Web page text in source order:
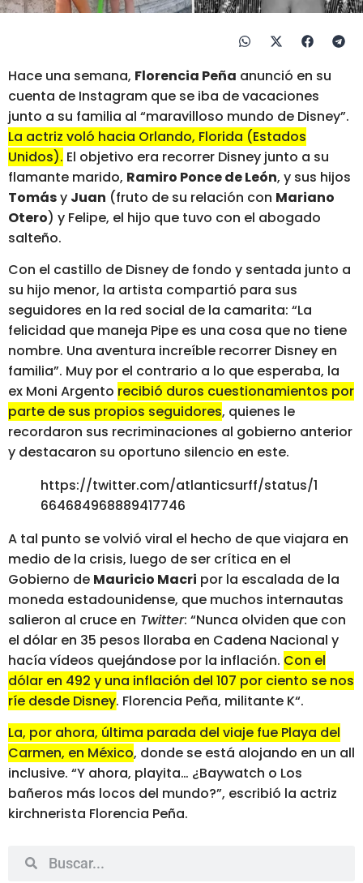
Hace una semana, Florencia Peña anunció en su
cuenta de Instagram que se iba de vacaciones
junto a su familia al “maravilloso mundo de Disney”.
La actriz voló hacia Orlando, Florida (Estados
Unidos). El objetivo era recorrer Disney junto a su
flamante marido, Ramiro Ponce de León, y sus hijos
Tomásy Juan (fruto de su relación con Mariano
Otero) y Felipe, el hijo que tuvo con el abogado
salteño.
Con el castillo de Disney de fondo y sentada junto a
su hijo menor, la artista compartió para sus
seguidores en la red social de la camarita: “La
felicidad que maneja Pipe es una cosa que no tiene
nombre. Una aventura increíble recorrer Disney en
familia”. Muy por el contrario a lo que esperaba, la
ex Moni Argento recibió duros cuestionamientos por
parte de sus propios seguidores, quienes le
recordaron sus recriminaciones al gobierno anterior
y destacaron su oportuno silencio en este.
https://twitter.com/atlanticsurff/status/1
664684968889417746
A tal punto se volvió viral el hecho de que viajara en
medio de la crisis, luego de ser crítica en el
Gobierno de Mauricio Macri por la escalada de la
moneda estadounidense, que muchos internautas
salieron al cruce en Twitter: “Nunca olviden que con
el dólar en 35 pesos lloraba en Cadena Nacional y
hacía vídeos quejándose por la inflación. Con el
dólar en 492 y una inflación del 107 por ciento se nos
ríe desde Disney. Florencia Peña, militante K“.
La, por ahora, última parada del viaje fue Playa del
Carmen, en México, donde se está alojando en un all
inclusive. “Y ahora, playita… ¿Baywatch o Los
bañeros más locos del mundo?”, escribió la actriz
kirchnerista Florencia Peña.